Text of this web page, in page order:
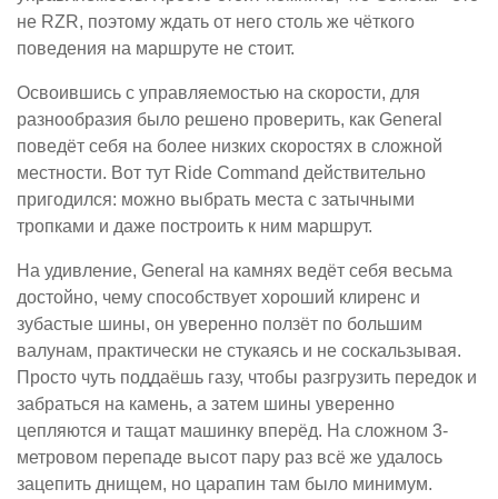
не RZR, поэтому ждать от него столь же чёткого
поведения на маршруте не стоит.
Освоившись с управляемостью на скорости, для
разнообразия было решено проверить, как General
поведёт себя на более низких скоростях в сложной
местности. Вот тут Ride Command действительно
пригодился: можно выбрать места с затычными
тропками и даже построить к ним маршрут.
На удивление, General на камнях ведёт себя весьма
достойно, чему способствует хороший клиренс и
зубастые шины, он уверенно ползёт по большим
валунам, практически не стукаясь и не соскальзывая.
Просто чуть поддаёшь газу, чтобы разгрузить передок и
забраться на камень, а затем шины уверенно
цепляются и тащат машинку вперёд. На сложном 3-
метровом перепаде высот пару раз всё же удалось
зацепить днищем, но царапин там было минимум.